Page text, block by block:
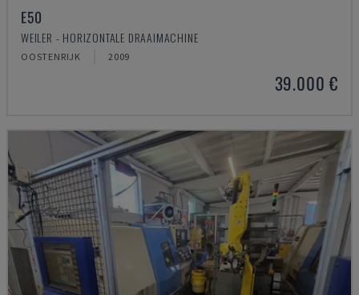
E50
WEILER - HORIZONTALE DRAAIMACHINE
OOSTENRIJK 2009
39.000 €